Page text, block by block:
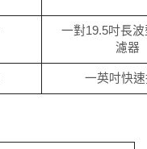
一對19.5吋長
濾器
一英吋快